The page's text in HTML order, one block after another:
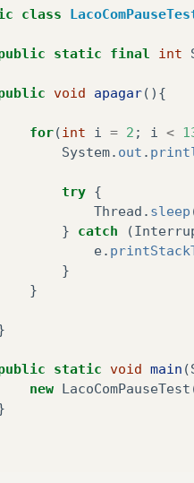
class
static final int
void apagar(){
for(int i = 2 ; i <
System. out .
try {
Thread . sleep
}
catch (
e.
}
}
static void main (
new LacoComPauseTest